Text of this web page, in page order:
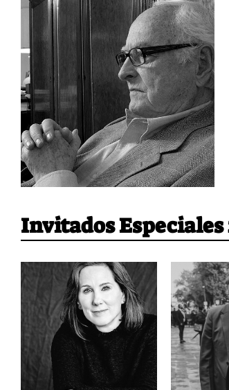
Invitados Especiales